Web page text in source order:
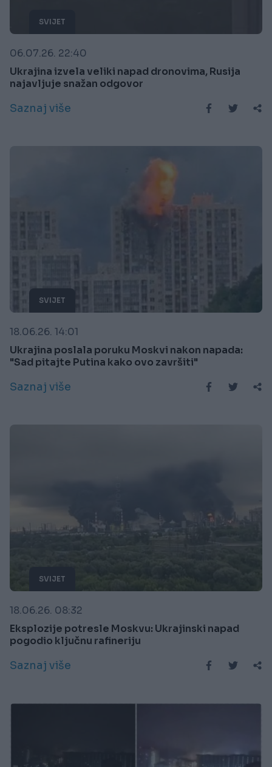
SVIJET
06.07.26. 22:40
Ukrajina izvela veliki napad dronovima, Rusija
najavljuje snažan odgovor
Saznaj više
SVIJET
18.06.26. 14:01
Ukrajina poslala poruku Moskvi nakon napada:
"Sad pitajte Putina kako ovo završiti"
Saznaj više
SVIJET
18.06.26. 08:32
Eksplozije potresle Moskvu: Ukrajinski napad
pogodio ključnu rafineriju
Saznaj više